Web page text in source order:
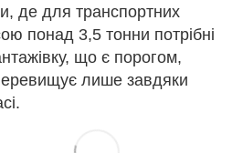
де для транспортних
понад 3,5 тонни потрібні
що є порогом,
лише завдяки